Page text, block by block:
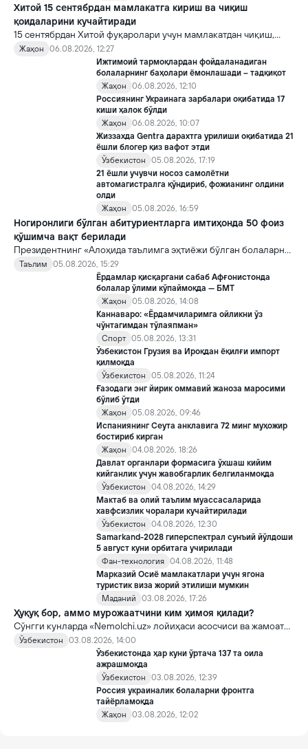
Хитой 15 сентябрдан мамлакатга кириш ва чиқиш
қоидаларини кучайтиради
15 сентябрдан Хитой фуқаролари учун мамлакатдан чиқиш,
хорижликлар учун эса Хитойга кириш тартиби бўйича янги
қоидалар кучга киради.
Жаҳон
06.08.2026, 12:27
Ижтимоий тармоқлардан фойдаланадиган
болаларнинг баҳолари ёмонлашади – тадқиқот
Жаҳон
06.08.2026, 12:10
Россиянинг Украинага зарбалари оқибатида 17
киши ҳалок бўлди
Жаҳон
06.08.2026, 10:07
Жиззахда Gentra дарахтга урилиши оқибатида 21
ёшли блогер қиз вафот этди
Ўзбекистон
05.08.2026, 17:19
21 ёшли учувчи носоз самолётни
автомагистралга қўндириб, фожианинг олдини
олди
Жаҳон
05.08.2026, 16:59
Ногиронлиги бўлган абитуриентларга имтиҳонда 50 фоиз
қўшимча вақт берилади
Президентнинг «Алоҳида таълимга эҳтиёжи бўлган болаларни
таълим ва ижтимоий хизматлар билан қамраб олиш тизимини
такомиллаштириш бўйича қўшимча чора-тадбирлар
тўғрисида»ги қарори билан инклюзив таълим соҳасида қатор
янги механизмлар жорий этилади.
Таълим
05.08.2026, 15:29
Ёрдамлар қисқаргани сабаб Афғонистонда
болалар ўлими кўпаймоқда — БМТ
Жаҳон
05.08.2026, 14:08
Каннаваро: «Ёрдамчиларимга ойликни ўз
чўнтагимдан тўлаяпман»
Спорт 05.08.2026, 13:31
Ўзбекистон Грузия ва Ироқдан ёқилғи импорт
қилмоқда
Ўзбекистон
05.08.2026, 11:24
Ғазодаги энг йирик оммавий жаноза маросими
бўлиб ўтди
Жаҳон
05.08.2026, 09:46
Испаниянинг Сеута анклавига 72 минг муҳожир
бостириб кирган
Жаҳон
04.08.2026, 18:26
Давлат органлари формасига ўхшаш кийим
кийганлик учун жавобгарлик белгиланмоқда
Ўзбекистон
04.08.2026, 14:29
Мактаб ва олий таълим муассасаларида
хавфсизлик чоралари кучайтирилади
Ўзбекистон
04.08.2026, 12:30
Samarkand-2028 гиперспектрал сунъий йўлдоши
5 август куни орбитага учирилади
Фан-технология 04.08.2026, 11:48
Марказий Осиё мамлакатлари учун ягона
туристик виза жорий этилиши мумкин
Маданий
03.08.2026, 17:26
Ҳуқуқ бор, аммо мурожаатчини ким ҳимоя қилади?
Сўнгги кунларда «Nemolchi.uz» лойиҳаси асосчиси ва жамоат
фаоли Ирина Матвиенко билан боғлиқ воқеа жамоатчиликда
кенг муҳокама қилинмоқда.
Ўзбекистон
03.08.2026, 14:00
Ўзбекистонда ҳар куни ўртача 137 та оила
ажрашмоқда
Ўзбекистон
03.08.2026, 12:39
Россия украиналик болаларни фронтга
тайёрламоқда
Жаҳон
03.08.2026, 12:02